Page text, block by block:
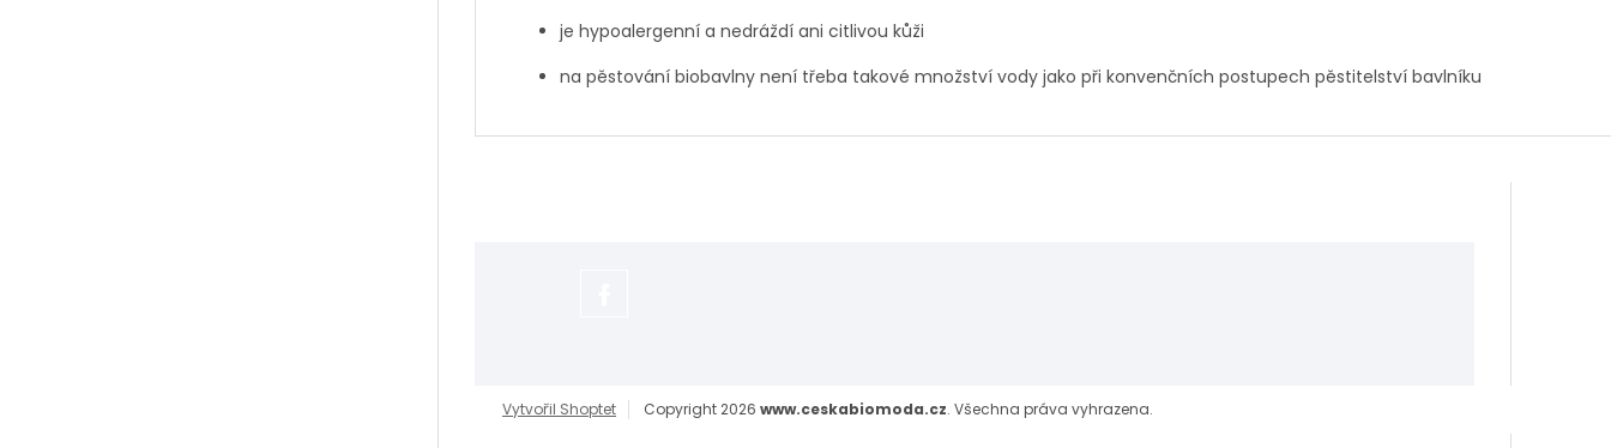
je hypoalergenní a nedráždí ani citlivou kůži
na pěstování biobavlny není třeba takové množství vody jako při konvenčních postupech pěstitelství bavlníku
Vytvořil Shoptet Copyright 2026 www.ceskabiomoda.cz. Všechna práva vyhrazena.